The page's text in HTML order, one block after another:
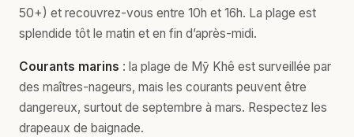
50+) et recouvrez-vous entre 10h et 16h. La plage est
splendide tôt le matin et en fin d’après-midi.
Courants marins : la plage de Mỹ Khê est surveillée par
des maîtres-nageurs, mais les courants peuvent être
dangereux, surtout de septembre à mars. Respectez les
drapeaux de baignade.